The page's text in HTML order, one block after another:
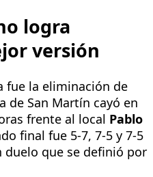
logra
versión
fue la eliminación de
de San Martín cayó en
frente al local Pablo
final fue 5-7, 7-5 y 7-5
duelo que se definió por